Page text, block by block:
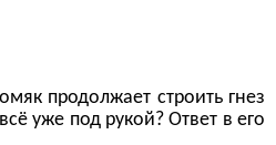
продолжает строить гнез
уже под рукой? Ответ в его